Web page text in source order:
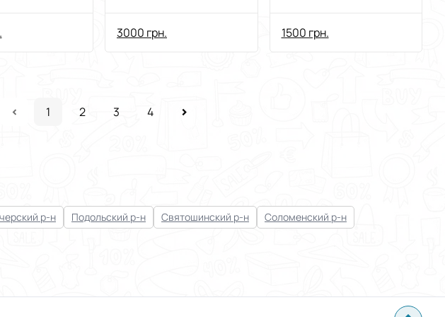
кришка
3000 грн. 1500 грн.
1 2 3 4
р-н Подольский р-н Святошинский р-н
Соломенский р-н